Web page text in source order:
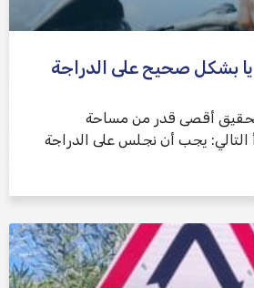
بشكل صحيح على الدراجة
أقصى قدر من مساحة
التالي: يجب أن نجلس على الدراجة